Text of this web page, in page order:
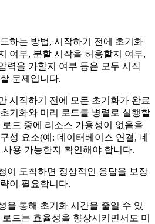
하는 방법, 시작하기 전에 초기화
여부, 분할 시작을 허용할지 여부,
력을 가할지 여부 등은 모두 시작
문제입니다.
시작하기 전에 모든 초기화가 완료
기화와 미리 로드를 병렬로 실행할
드 중에 리소스 가용성이 없음을
성 요소(예: 데이터베이스 연결, 네
용 가능한지 확인해야 합니다.
이 도착하면 정상적인 응답을 보장
이 필요합니다.
을 통해 초기화 시간을 줄일 수 있
드는 효율성을 향상시키면서도 미